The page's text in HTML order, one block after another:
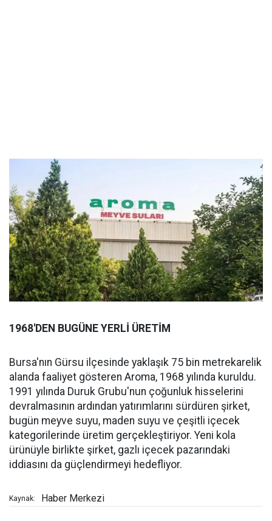
1968'DEN BUGÜNE YERLİ ÜRETİM
Bursa'nın Gürsu ilçesinde yaklaşık 75 bin metrekarelik
alanda faaliyet gösteren Aroma, 1968 yılında kuruldu.
1991 yılında Duruk Grubu'nun çoğunluk hisselerini
devralmasının ardından yatırımlarını sürdüren şirket,
bugün meyve suyu, maden suyu ve çeşitli içecek
kategorilerinde üretim gerçekleştiriyor. Yeni kola
ürünüyle birlikte şirket, gazlı içecek pazarındaki
iddiasını da güçlendirmeyi hedefliyor.
Kaynak: Haber Merkezi